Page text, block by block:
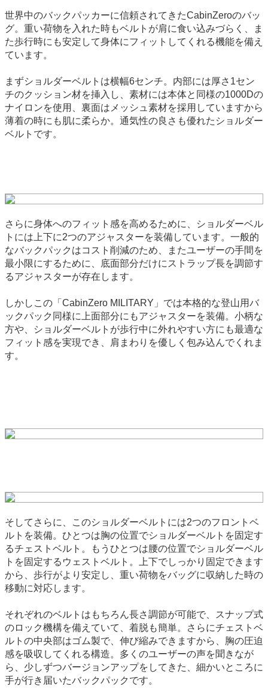
世界中のバックパッカーに信頼されてきたCabinZeroのバッ
グ。重い荷物を入れた時もベルトが肩に食い込みづらく、ま
た歩行時にも安定して身体にフィットしてくれる機能を備え
ています。
まずショルダーベルトは横幅6センチ。内部には厚さ1セン
チのクッション材を挿入し、素材には本体と同様の1000Dの
ナイロンを使用、裏面はメッシュ素材を採用していますから
薄着の時にも肌に柔らか。通気性の良さも優れたショルダー
ベルトです。
さらに身体へのフィット感を高めるために、ショルダーベル
トには上下に2つのアジャスターを装備しています。一般的
なバックパックはコスト削減のため、またユーザーの手間を
最小限にするために、底面部分だけにストラップ長を調節す
るアジャスターが存在します。
しかしこの「CabinZero MILITARY」では本格的な登山用バ
ックパック同様に上面部分にもアジャスターを装備。小柄な
方や、ショルダーベルトが歩行中に外れやすい方にも最適な
フィット感を実現でき、肩まわりを優しく包み込んでくれま
す。
そしてさらに、このショルダーベルトには2つのフロントベ
ルトを装備。ひとつは胸の位置でショルダーベルトを固定す
るチェストベルト。もうひとつは腰の位置でショルダーベル
トを固定するウェストベルト。上下でしっかり固定できます
から、歩行がより安定し、重い荷物をバッグに収納した時の
移動に対応します。
それぞれのベルトはもちろん長さ調節が可能で、スナップ式
のロック機構を備えていて、着脱も簡単。さらにチェストベ
ルトの中央部はゴム製で、伸び縮みできますから、胸の圧迫
感を吸収してくれる構造。多くのユーザーの声を聞きなが
ら、少しずつバージョンアップをしてきた、細かいところに
手が行き届いたバックパックです。